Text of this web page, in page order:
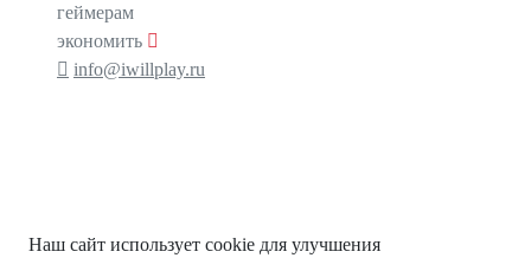
геймерам
экономить
info@iwillplay.ru
Наш сайт использует cookie для улучшения